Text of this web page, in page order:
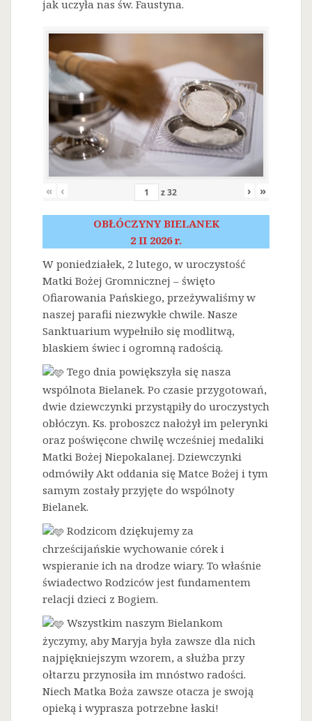
jak uczyła nas św. Faustyna.
« ‹ z32 › »
OBŁÓCZYNY BIELANEK
2 II 2026 r.
W poniedziałek, 2 lutego, w uroczystość
Matki Bożej Gromnicznej – święto
Ofiarowania Pańskiego, przeżywaliśmy w
naszej parafii niezwykłe chwile. Nasze
Sanktuarium wypełniło się modlitwą,
blaskiem świec i ogromną radością.
Tego dnia powiększyła się nasza
wspólnota Bielanek. Po czasie przygotowań,
dwie dziewczynki przystąpiły do uroczystych
obłóczyn. Ks. proboszcz nałożył im pelerynki
oraz poświęcone chwilę wcześniej medaliki
Matki Bożej Niepokalanej. Dziewczynki
odmówiły Akt oddania się Matce Bożej i tym
samym zostały przyjęte do wspólnoty
Bielanek.
Rodzicom dziękujemy za
chrześcijańskie wychowanie córek i
wspieranie ich na drodze wiary. To właśnie
świadectwo Rodziców jest fundamentem
relacji dzieci z Bogiem.
Wszystkim naszym Bielankom
życzymy, aby Maryja była zawsze dla nich
najpiękniejszym wzorem, a służba przy
ołtarzu przynosiła im mnóstwo radości.
Niech Matka Boża zawsze otacza je swoją
opieką i wyprasza potrzebne łaski!